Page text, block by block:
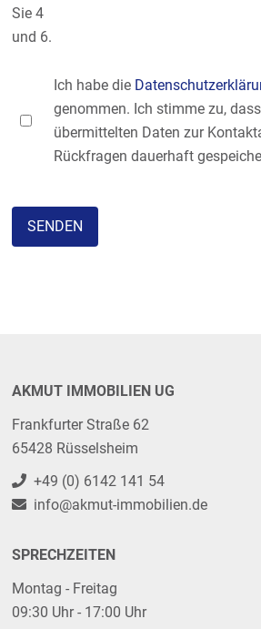
Sie 4
und 6.
Ich habe die
genommen. Ich stimme zu,
übermittelten Daten zur
Rückfragen dauerhaft
SENDEN
AKMUT IMMOBILIEN UG
Frankfurter Straße 62
65428 Rüsselsheim
+49 (0) 6142 141 54
info@akmut-immobilien.de
SPRECHZEITEN
Montag - Freitag
09:30 Uhr - 17:00 Uhr